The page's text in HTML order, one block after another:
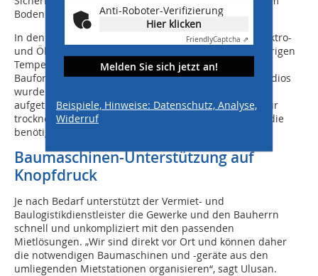
Boden verlegt werden“, erklärt Bohmann.
In den Wintermonaten stellt Zeppelin Rental auch Elektro-
und Öl-Lufterhitzer zur Verfügung, die selbst bei niedrigen
Temperaturen das Arbeiten ermöglichen und den
Baufortschritt sichern. „In einem der künftigen TV-Studios
wurde beispielsweise ein spezieller Bodenbelag
aufgetragen, der nur bei einer bestimmten Temperatur
trocknet. Unsere Elektro-Lufterhitzer sorgten hier für die
benötigten Bedingungen“, betont Bohmann.
Baumaschinen-Unterstützung auf
Knopfdruck
Je nach Bedarf unterstützt der Vermiet- und
Baulogistikdienstleister die Gewerke und den Bauherrn
schnell und unkompliziert mit den passenden
Mietlösungen. „Wir sind direkt vor Ort und können daher
die notwendigen Baumaschinen und -geräte aus den
umliegenden Mietstationen organisieren“, sagt Ulusan.
Anti-Roboter-Verifizierung
Hier klicken
FriendlyCaptcha ⇗
Melden Sie sich jetzt an!
Beispiele, Hinweise: Datenschutz, Analyse,
Widerruf